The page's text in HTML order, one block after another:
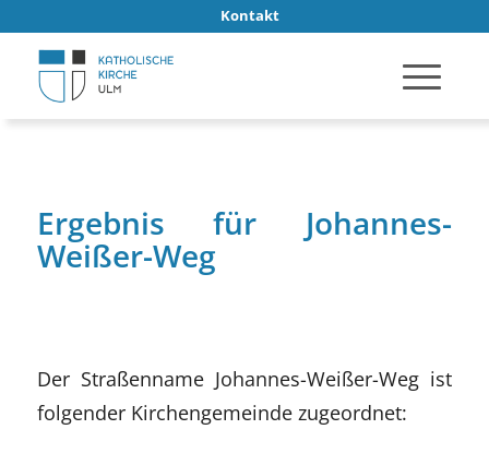
Kontakt
Ergebnis für Johannes-
Weißer-Weg
Der Straßenname Johannes-Weißer-Weg ist
folgender Kirchengemeinde zugeordnet: